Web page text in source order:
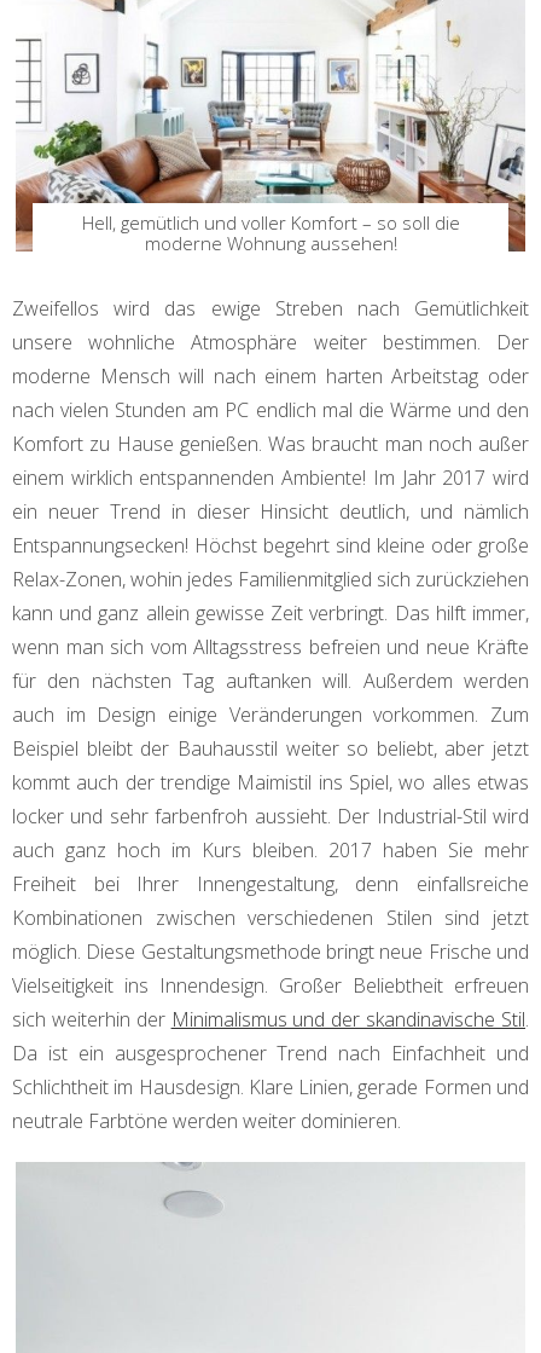
Hell, gemütlich und voller Komfort – so soll die
moderne Wohnung aussehen!
Zweifellos wird das ewige Streben nach Gemütlichkeit
unsere wohnliche Atmosphäre weiter bestimmen. Der
moderne Mensch will nach einem harten Arbeitstag oder
nach vielen Stunden am PC endlich mal die Wärme und den
Komfort zu Hause genießen. Was braucht man noch außer
einem wirklich entspannenden Ambiente! Im Jahr 2017 wird
ein neuer Trend in dieser Hinsicht deutlich, und nämlich
Entspannungsecken! Höchst begehrt sind kleine oder große
Relax-Zonen, wohin jedes Familienmitglied sich zurückziehen
kann und ganz allein gewisse Zeit verbringt. Das hilft immer,
wenn man sich vom Alltagsstress befreien und neue Kräfte
für den nächsten Tag auftanken will. Außerdem werden
auch im Design einige Veränderungen vorkommen. Zum
Beispiel bleibt der Bauhausstil weiter so beliebt, aber jetzt
kommt auch der trendige Maimistil ins Spiel, wo alles etwas
locker und sehr farbenfroh aussieht. Der Industrial-Stil wird
auch ganz hoch im Kurs bleiben. 2017 haben Sie mehr
Freiheit bei Ihrer Innengestaltung, denn einfallsreiche
Kombinationen zwischen verschiedenen Stilen sind jetzt
möglich. Diese Gestaltungsmethode bringt neue Frische und
Vielseitigkeit ins Innendesign. Großer Beliebtheit erfreuen
sich weiterhin der Minimalismus und der skandinavische Stil.
Da ist ein ausgesprochener Trend nach Einfachheit und
Schlichtheit im Hausdesign. Klare Linien, gerade Formen und
neutrale Farbtöne werden weiter dominieren.